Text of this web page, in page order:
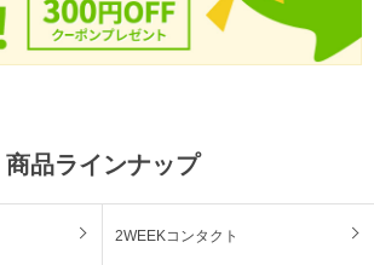
商品ラインナップ
2WEEKコンタクト